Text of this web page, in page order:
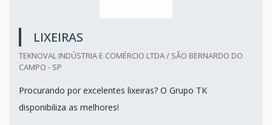
LIXEIRAS
TEKNOVAL INDÚSTRIA E COMÉRCIO LTDA / SÃO BERNARDO DO
CAMPO - SP
Procurando por excelentes lixeiras? O Grupo TK
disponibiliza as melhores!